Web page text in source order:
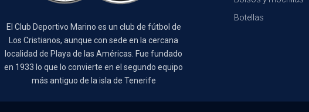
El Club Deportivo Marino es un club de fútbol de
Los Cristianos, aunque con sede en la cercana
localidad de Playa de las Américas. Fue fundado
en 1933 lo que lo convierte en el segundo equipo
más antiguo de la isla de Tenerife
Botellas